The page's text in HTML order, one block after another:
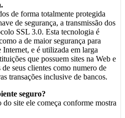
de forma totalmente protegida
de segurança, a transmissão dos
SSL 3.0. Esta tecnologia é
a de maior segurança para
Internet, e é utilizada em larga
que possuem sites na Web e
seus clientes como numero de
transações inclusive de bancos.
seguro?
site ele começa conforme mostra